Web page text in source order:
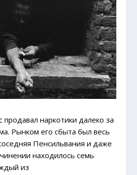
продавал наркотики далеко за
Рынком его сбыта был весь
Пенсильвания и даже
находилось семь
из